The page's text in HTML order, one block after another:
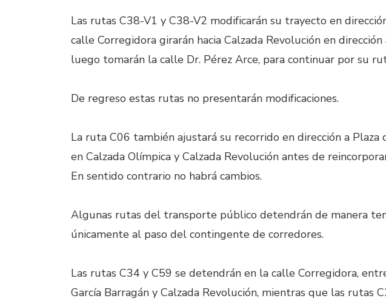
Las rutas C38-V1 y C38-V2 modificarán su trayecto en
calle Corregidora girarán hacia Calzada Revolución en
luego tomarán la calle Dr. Pérez Arce, para continuar por su
De regreso estas rutas no presentarán modificaciones.
La ruta C06 también ajustará su recorrido en dirección a Plaza
en Calzada Olímpica y Calzada Revolución antes de
En sentido contrario no habrá cambios.
Algunas rutas del transporte público detendrán de manera
únicamente al paso del contingente de corredores.
Las rutas C34 y C59 se detendrán en la calle Corregidora,
García Barragán y Calzada Revolución, mientras que las rutas